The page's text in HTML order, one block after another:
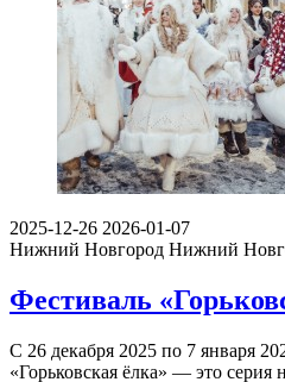
2025-12-26 2026-01-07
Нижний Новгород Нижний
Фестиваль
С 26 декабря 2025 по 7 января
«Горьковская ёлка» — это серия